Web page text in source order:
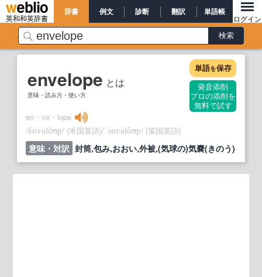
英和和英辞書
辞書 例文 診断 翻訳 単語帳
ログイン
envelope とは
意味・読み方・使い方
単語を保存
発音添削
プロの添削を
無料で試す
en・ve・lope
/énvəlòʊp/ (米国英語)/ˈɔnvəlòʊp/ (英国英語)
意味・対訳 封筒,包み,おおい,外被,(気球の)気嚢(きのう)